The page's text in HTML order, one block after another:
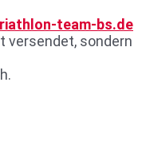
team-bs.de
versendet, sondern